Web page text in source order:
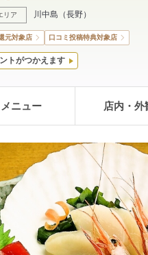
リア 川中島 （長野）
元対象店 口コミ投稿特典対象店
トがつかえます
メニュー 店内・外